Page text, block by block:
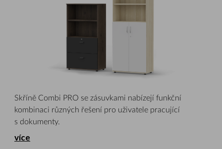
Skříně Combi PRO se zásuvkami nabízejí funkční
kombinaci různých řešení pro uživatele pracující
s dokumenty.
více